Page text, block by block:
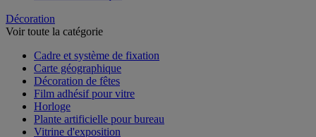
Décoration
Cadre et système de fixation
Carte géographique
Décoration de fêtes
Film adhésif pour vitre
Horloge
Plante artificielle pour bureau